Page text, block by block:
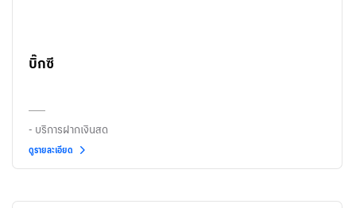
บิ๊กซี
- บริการฝากเงินสด
ดูรายละเอียด